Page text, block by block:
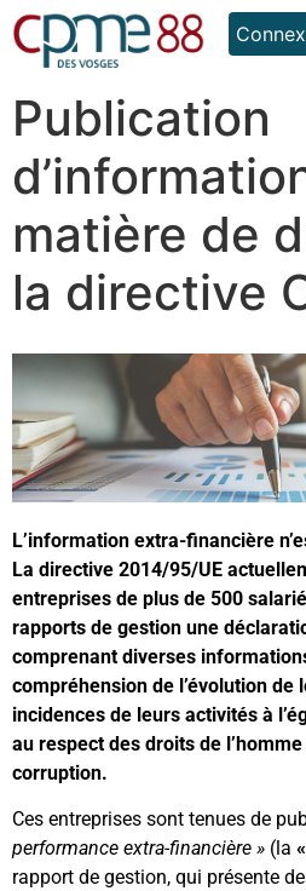
Publication
matière de
la directive
L’information extra-financière
La directive 2014/95/UE
entreprises de plus de 500
rapports de gestion une
comprenant diverses
compréhension de l’évolution de
incidences de leurs activités à
au respect des droits de
corruption.
Ces entreprises sont tenues de
performance extra-financière » (la «
rapport de gestion, qui présente